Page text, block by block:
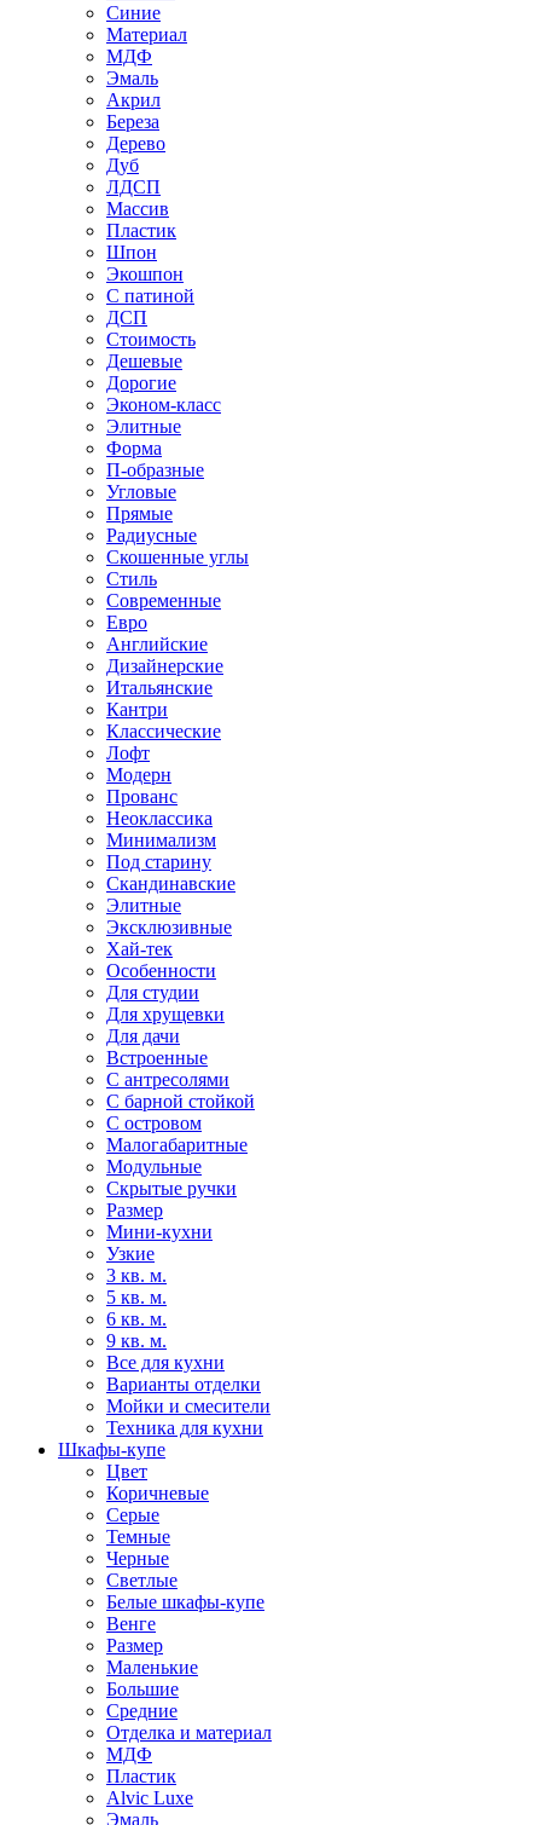
Синие
Материал
МДФ
Эмаль
Акрил
Береза
Дерево
Дуб
ЛДСП
Массив
Пластик
Шпон
Экошпон
С патиной
ДСП
Стоимость
Дешевые
Дорогие
Эконом-класс
Элитные
Форма
П-образные
Угловые
Прямые
Радиусные
Скошенные углы
Стиль
Современные
Евро
Английские
Дизайнерские
Итальянские
Кантри
Классические
Лофт
Модерн
Прованс
Неоклассика
Минимализм
Под старину
Скандинавские
Элитные
Эксклюзивные
Хай-тек
Особенности
Для студии
Для хрущевки
Для дачи
Встроенные
С антресолями
С барной стойкой
С островом
Малогабаритные
Модульные
Скрытые ручки
Размер
Мини-кухни
Узкие
3 кв. м.
5 кв. м.
6 кв. м.
9 кв. м.
Все для кухни
Варианты отделки
Мойки и смесители
Техника для кухни
Шкафы-купе
Цвет
Коричневые
Серые
Темные
Черные
Светлые
Белые шкафы-купе
Венге
Размер
Маленькие
Большие
Средние
Отделка и материал
МДФ
Пластик
Alvic Luxe
Эмаль